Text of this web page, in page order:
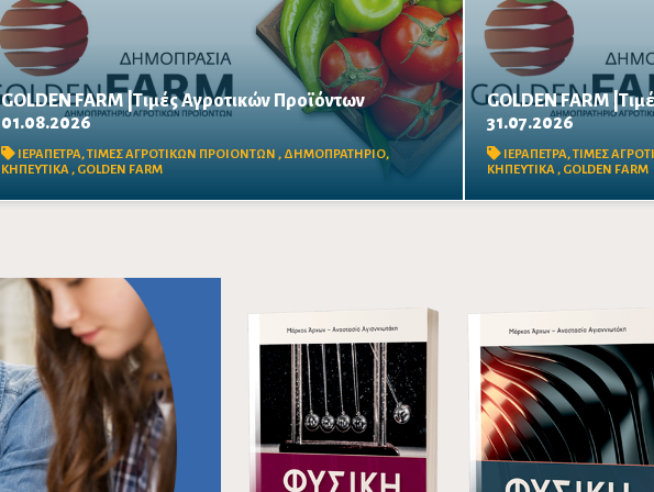
GOLDEN FARM |Τιμές Αγροτικών Προϊόντων
01.08.2026
ΙΕΡΑΠΕΤΡΑ,ΤΙΜΕΣ ΑΓΡΟΤΙΚΩΝ ΠΡΟΙΟΝΤΩΝ , ΔΗΜΟΠΡΑΤΗΡΙΟ,
ΚΗΠΕΥΤΙΚΑ, GOLDEN FARM
Δείτε τις σημερινές τιμές του δημοπρατηρίου
GOLDEN FARM
31.07.2026
ΙΕΡΑΠΕΤΡΑ,ΤΙΜΕΣ
ΚΗΠΕΥΤΙΚΑ, GOLDEN FARM
Δείτε τις σημερινές